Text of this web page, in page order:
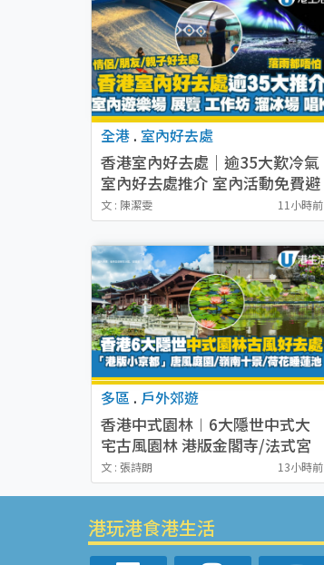
全港 . 室內好去處
香港室內好去處｜逾35大歎冷氣
室內好去處推介 室內活動免費避
雨無懼落雨
文 : 陳潔雯 11小時前
多區 . 戶外郊遊
香港中式園林︱6大隱世中式大
宅古風園林 港版金閣寺/法式宮
廷風大宅/嶺南十景/荷花睡蓮池
文 : 張詩朗 13小時前
港玩港食港生活